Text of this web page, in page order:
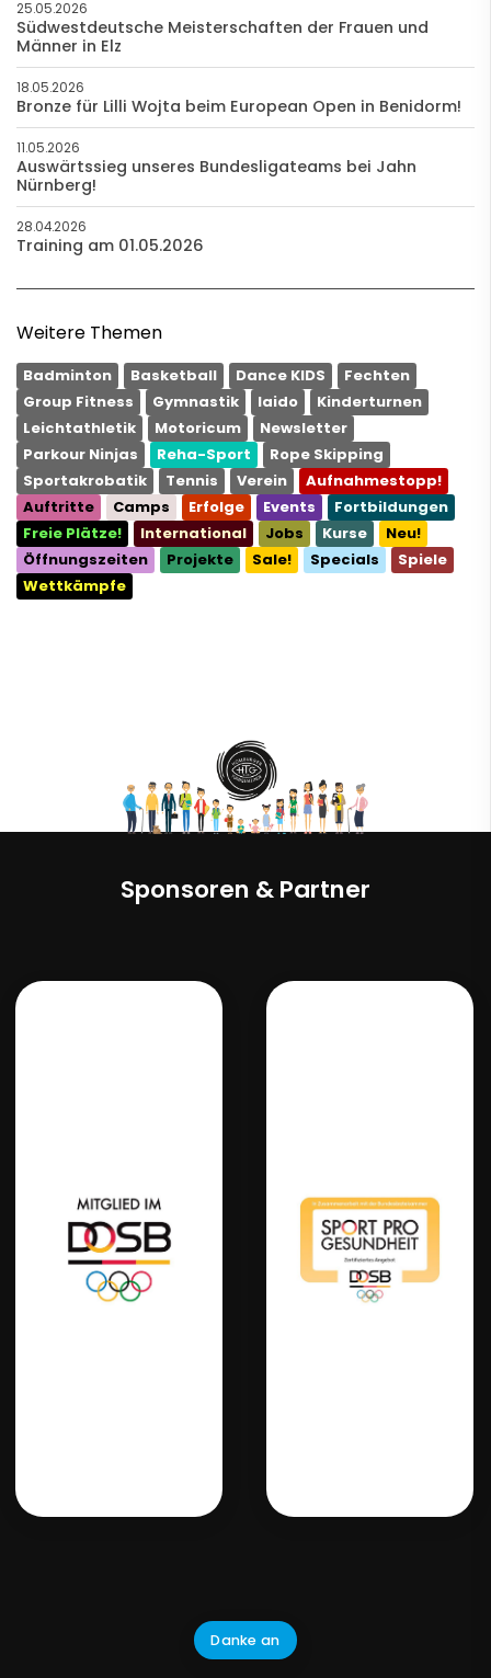
25.05.2026
Südwestdeutsche Meisterschaften der Frauen und
Männer in Elz
18.05.2026
Bronze für Lilli Wojta beim European Open in Benidorm!
11.05.2026
Auswärtssieg unseres Bundesligateams bei Jahn
Nürnberg!
28.04.2026
Training am 01.05.2026
Weitere Themen
Badminton Basketball Dance KIDS
Fechten
Group Fitness
Gymnastik Iaido
Kinderturnen
Leichtathletik
Motoricum
Newsletter
Parkour Ninjas
Reha-Sport
Rope Skipping
Sportakrobatik
Tennis Verein
Aufnahmestopp!
Auftritte
Camps Erfolge Events
Fortbildungen
Freie Plätze!
International Jobs Kurse
Neu!
Öffnungszeiten
Projekte Sale! Specials
Spiele
Wettkämpfe
Sponsoren & Partner
Danke an